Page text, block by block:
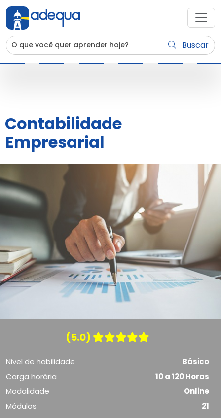
Buscar
Contabilidade
Empresarial
(5.0)
Nivel de habilidade
Básico
Carga horária
10 a 120 Horas
Modalidade
Online
Módulos
21